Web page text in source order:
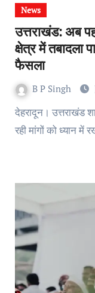
News
उत्तराखंड: अब
क्षेत्र में तबादला
फैसला
B P Singh
देहरादून। उत्तराखंड शासन ने कर्मचारियों की लंबे समय से चली आ
रही मांगों को ध्यान में